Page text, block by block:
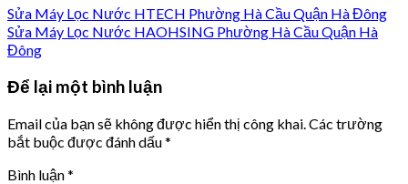
Sửa Máy Lọc Nước HTECH Phường Hà Cầu Quận Hà Đông
Sửa Máy Lọc Nước HAOHSING Phường Hà Cầu Quận Hà
Đông
Để lại một bình luận
Email của bạn sẽ không được hiển thị công khai. Các trường
bắt buộc được đánh dấu*
Bình luận*